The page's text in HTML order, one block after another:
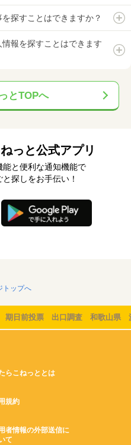
探すことはできますか？
報を探すことはできます
とTOPへ
っと公式アプリ
能と便利な通知機能で
探しをお手伝い！
トップへ
期日前投票 出口調査 和歌山県
らこねっととは
規約
者情報の外部送信に
て